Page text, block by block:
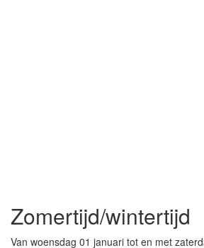
Zomertijd/wintertijd
Van woensdag 01 januari tot en met